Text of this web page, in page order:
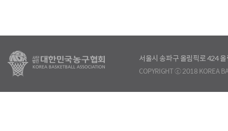
서울시 송파구 올림픽로 424
COPYRIGHT ⓒ 2018 KOREA